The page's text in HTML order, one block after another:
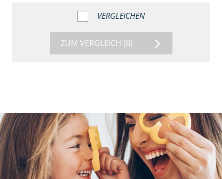
VERGLEICHEN
ZUM VERGLEICH (0)